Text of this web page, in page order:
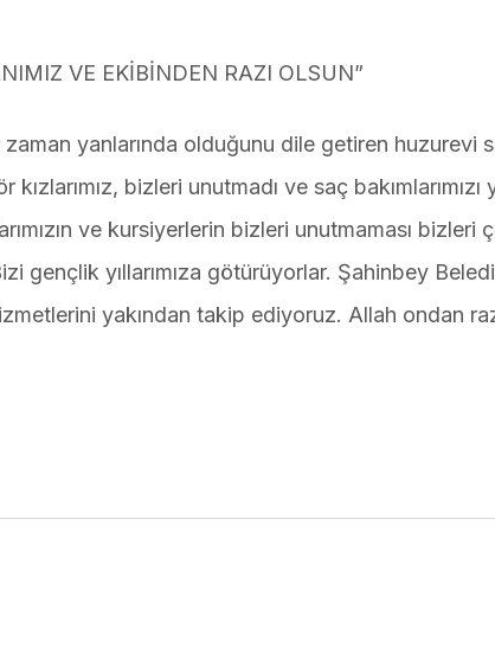
VE EKİBİNDEN RAZI OLSUN”
yanlarında olduğunu dile getiren huzurevi
bizleri unutmadı ve saç
ve kursiyerlerin bizleri unutmaması
gençlik yıllarımıza götürüyorlar. Şahinbey
yakından takip ediyoruz. Allah ondan